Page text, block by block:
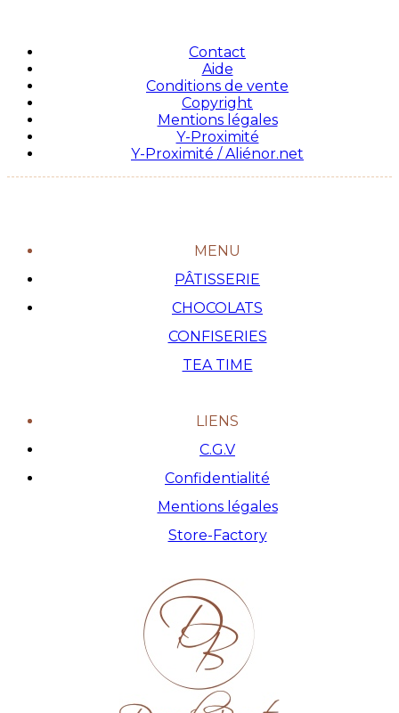
Contact
Aide
Conditions de vente
Copyright
Mentions légales
Y-Proximité
Y-Proximité / Aliénor.net
MENU
PÂTISSERIE
CHOCOLATS
CONFISERIES
TEA TIME
LIENS
C.G.V
Confidentialité
Mentions légales
Store-Factory